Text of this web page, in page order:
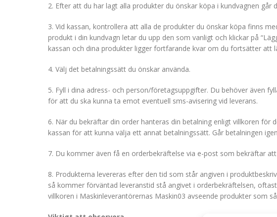
2. Efter att du har lagt alla produkter du önskar köpa i kundvagnen
3. Vid kassan, kontrollera att alla de produkter du önskar köpa finns
produkt i din kundvagn letar du upp den som vanligt och klickar på
kassan och dina produkter ligger fortfarande kvar om du fortsätter att
4. Välj det betalningssätt du önskar använda.
5. Fyll i dina adress- och person/företagsuppgifter. Du behöver även
för att du ska kunna ta emot eventuell sms-avisering vid leverans.
6. När du bekräftar din order hanteras din betalning enligt villkoren för
kassan för att kunna välja ett annat betalningssätt. Går betalningen
7. Du kommer även få en orderbekräftelse via e-post som bekräftar
8. Produkterna levereras efter den tid som står angiven i
så kommer förväntad leveranstid stå angivet i orderbekräftelsen,
villkoren i Maskinleverantörernas Maskin03 avseende produkter som